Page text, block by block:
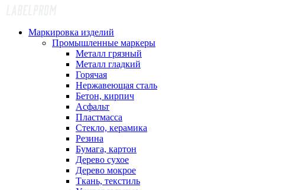
Маркировка изделий
Промышленные маркеры
Металл грязный
Металл гладкий
Горячая
Нержавеющая сталь
Бетон, кирпич
Асфальт
Пластмасса
Стекло, керамика
Резина
Бумага, картон
Дерево сухое
Дерево мокрое
Ткань, текстиль